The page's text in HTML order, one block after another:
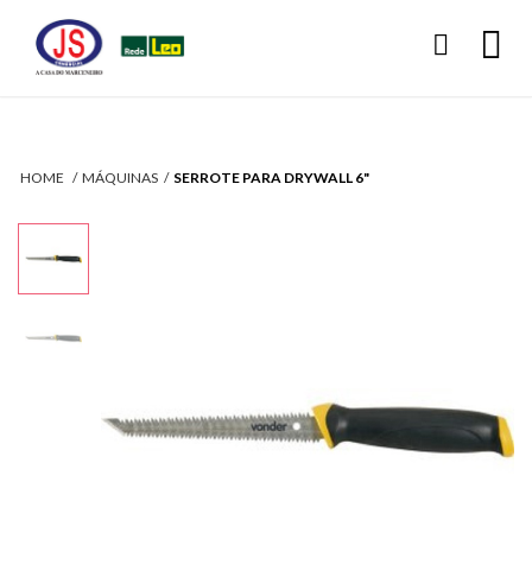
HOME MÁQUINAS SERROTE PARA DRYWALL 6"